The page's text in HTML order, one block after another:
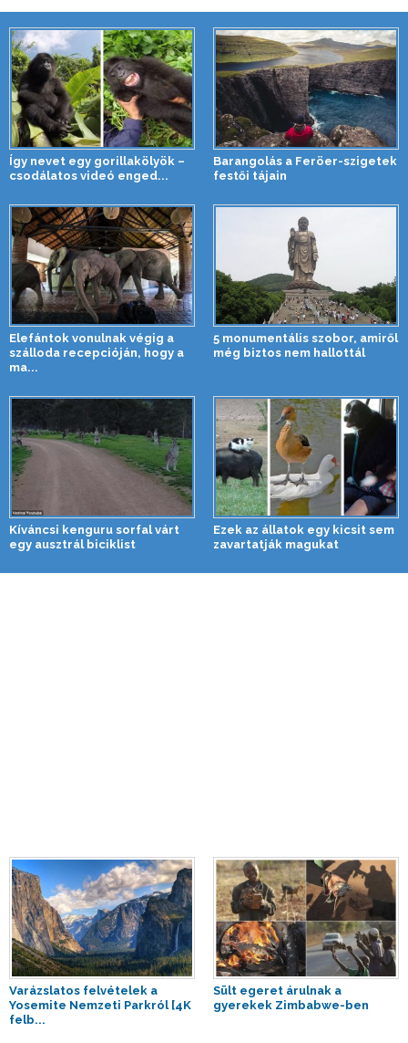
Így nevet egy gorillakölyök –
csodálatos videó enged...
Barangolás a Feröer-szigetek
festői tájain
Elefántok vonulnak végig a
szálloda recepcióján, hogy a
ma...
5 monumentális szobor, amiről
még biztos nem hallottál
Kíváncsi kenguru sorfal várt
egy ausztrál biciklist
Ezek az állatok egy kicsit sem
zavartatják magukat
Varázslatos felvételek a
Yosemite Nemzeti Parkról [4K
felb...
Sült egeret árulnak a
gyerekek Zimbabwe-ben